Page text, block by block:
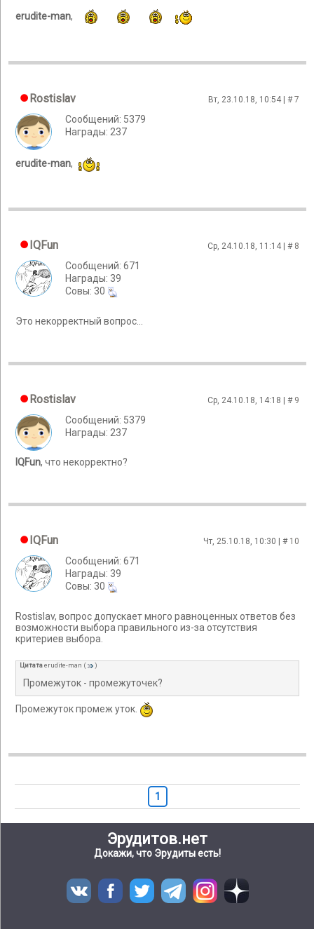
erudite-man,
Rostislav Вт, 23.10.18, 10:54 | #7
Сообщений: 5379
Награды: 237
erudite-man,
IQFun Ср, 24.10.18, 11:14 | # 8
Сообщений: 671
Награды: 39
Cовы: 30
Это некорректный вопрос...
Rostislav Ср, 24.10.18, 14:18 | # 9
Сообщений: 5379
Награды: 237
IQFun, что некорректно?
IQFun Чт, 25.10.18, 10:30 | # 10
Сообщений: 671
Награды: 39
Cовы: 30
Rostislav, вопрос допускает много равноценных ответов без
возможности выбора правильного из-за отсутствия
критериев выбора.
Цитатаerudite-man ( )
Промежуток - промежуточек?
Промежуток промеж уток.
1
Эрудитов.нет
Докажи, что Эрудиты есть!